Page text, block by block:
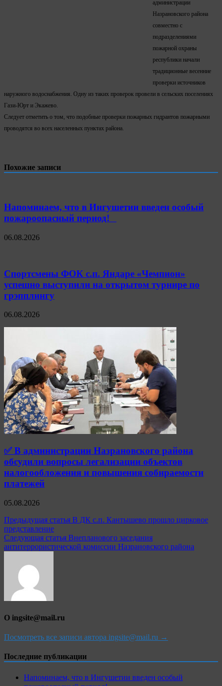
администрации
Назрановского района
совместно с
подразделениями
пожарной охраны
республики начали
традиционные весенние
проверки источников
наружного водоснабжения. Одну из таких проверок провели в сельских поселениях
Гази-Юрт и Экажево.
Следует отметить о том, что подобные проверки пожарных гидрантов пожарными
проводятся во всех населенных пунктах района.
Похожие записи
Напоминаем, что в Ингушетии введен особый
пожароопасный период!⁣⁣⠀
06.08.2026
Спортсмены ФОК с.п. Яндаре «Чемпион»
успешно выступили на открытом турнире по
грэпплингу
06.08.2026
✅ В администрации Назрановского района
обсудили вопросы легализации объектов
налогообложения и повышения собираемости
платежей
05.08.2026
Навигация
по
записям
Предыдущая статья В ДК с.п. Кантышево прошло цирковое
представление
Следующая статья Внепланового заседания
антитеррористической комиссии Назрановского района
О ingsite@mail.ru
Посмотреть все записи автора ingsite@mail.ru →
Последние публикации
Напоминаем, что в Ингушетии введен особый